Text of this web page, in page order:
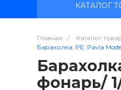
КАТАЛОГ
Главная / Каталог
Барахолка: PE: Pavla
фонарь/